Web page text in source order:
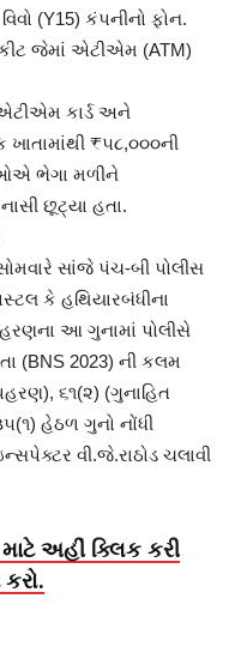
(Y15) કંપનીનો ફોન.
જેમાં એટીએમ (ATM)
કાર્ડ અને
₹૫૮,૦૦૦ની
ભેગા મળીને
છૂટ્યા હતા.
સાંજે પંચ-બી પોલીસ
કે હથિયારબંધીના
આ ગુનામાં પોલીસે
(BNS 2023) ની કલમ
૬૧(૨) (ગુનાહિત
હેઠળ ગુનો નોંધી
વી.જે.રાઠોડ ચલાવી
અહીં ક્લિક કરી